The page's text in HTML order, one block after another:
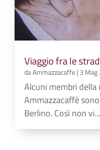
Viaggio fra le
daAmmazzacaffe| 3
Alcuni membri della
Ammazzacaffè
Berlino. Così non vi...